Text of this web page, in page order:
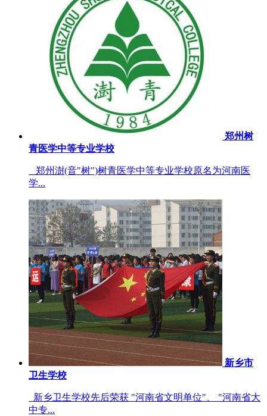
郑州树
青医学中等专业学校
郑州澍(音"树")树青医学中等专业学校原名为河南医
学...
新乡市
卫生学校
新乡卫生学校先后荣获 "河南省文明单位"、 "河南省大
中专...